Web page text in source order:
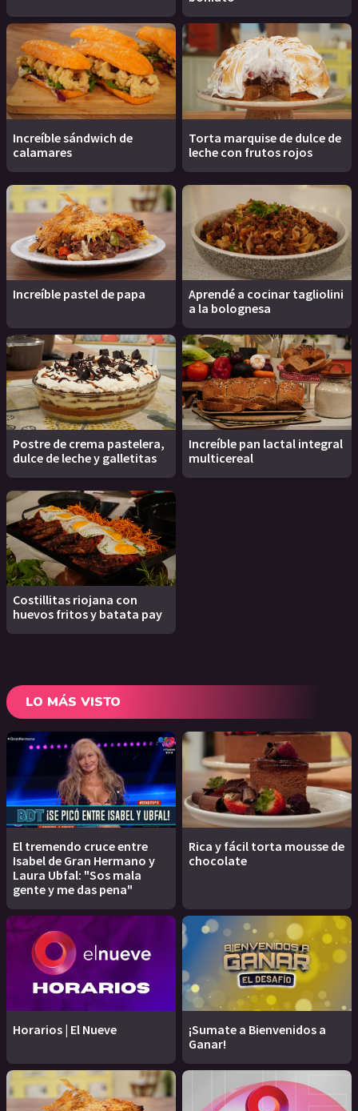
Increíble sándwich de
calamares
Torta marquise de dulce de
leche con frutos rojos
Increíble pastel de papa
Aprendé a cocinar tagliolini
a la bolognesa
Postre de crema pastelera,
dulce de leche y galletitas
Increíble pan lactal integral
multicereal
Costillitas riojana con
huevos fritos y batata pay
LO MÁS VISTO
El tremendo cruce entre
Isabel de Gran Hermano y
Laura Ubfal: "Sos mala
gente y me das pena"
Rica y fácil torta mousse de
chocolate
Horarios | El Nueve
¡Sumate a Bienvenidos a
Ganar!